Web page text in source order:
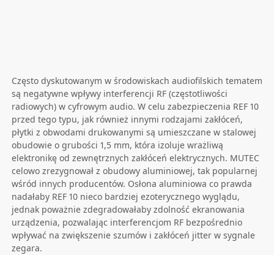
Często dyskutowanym w środowiskach audiofilskich tematem
są negatywne wpływy interferencji RF (częstotliwości
radiowych) w cyfrowym audio. W celu zabezpieczenia REF 10
przed tego typu, jak również innymi rodzajami zakłóceń,
płytki z obwodami drukowanymi są umieszczane w stalowej
obudowie o grubości 1,5 mm, która izoluje wrażliwą
elektronikę od zewnętrznych zakłóceń elektrycznych. MUTEC
celowo zrezygnował z obudowy aluminiowej, tak popularnej
wśród innych producentów. Osłona aluminiowa co prawda
nadałaby REF 10 nieco bardziej ezoterycznego wyglądu,
jednak poważnie zdegradowałaby zdolność ekranowania
urządzenia, pozwalając interferencjom RF bezpośrednio
wpływać na zwiększenie szumów i zakłóceń jitter w sygnale
zegara.